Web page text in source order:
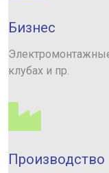
Бизнес
клубах и пр.
Производство